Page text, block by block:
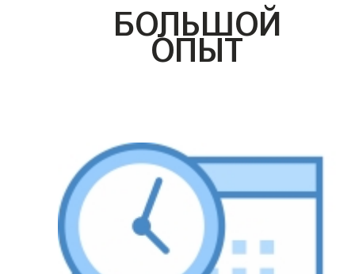
БОЛЬШОЙ
ОПЫТ